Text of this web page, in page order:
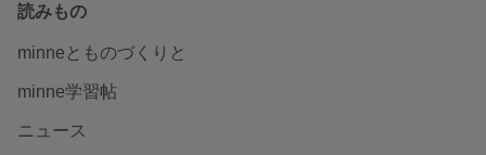
読みもの
minneとものづくりと
minne学習帖
ニュース